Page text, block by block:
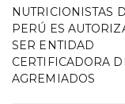
NUTRICIONISTAS
PERÚ ES
SER ENTIDAD
CERTIFICADORA
AGREMIADOS